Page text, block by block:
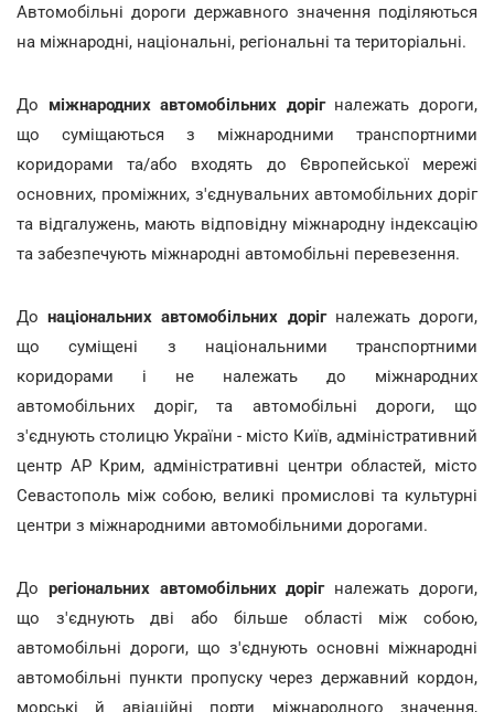
Автомобільні дороги державного значення поділяються
на міжнародні, національні, регіональні та територіальні.
До міжнародних автомобільних дорігналежать дороги,
що суміщаються з міжнародними транспортними
коридорами та/або входять до Європейської мережі
основних, проміжних, з'єднувальних автомобільних доріг
та відгалужень, мають відповідну міжнародну індексацію
та забезпечують міжнародні автомобільні перевезення.
Донаціональних автомобільних дорігналежать дороги,
що суміщені з національними транспортними
коридорами і не належать до міжнародних
автомобільних доріг, та автомобільні дороги, що
з'єднують столицю України - місто Київ, адміністративний
центр АР Крим, адміністративні центри областей, місто
Севастополь між собою, великі промислові та культурні
центри з міжнародними автомобільними дорогами.
До регіональних автомобільних дорігналежать дороги,
що з'єднують дві або більше області між собою,
автомобільні дороги, що з'єднують основні міжнародні
автомобільні пункти пропуску через державний кордон,
морські й авіаційні порти міжнародного значення,